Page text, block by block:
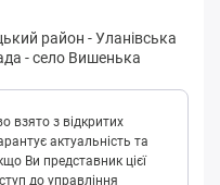
район -Улaнівськa
-село Вишенька
взято з відкритих
актуальність та
Ви представник цієї
до управління